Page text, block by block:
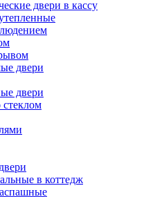
двери в кассу
двери
двери
в коттедж